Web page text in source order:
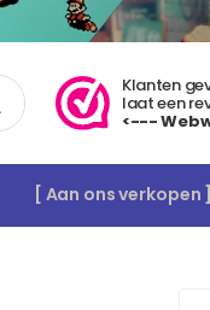
Klanten
laat een
<---
[ Aan ons verkopen ]